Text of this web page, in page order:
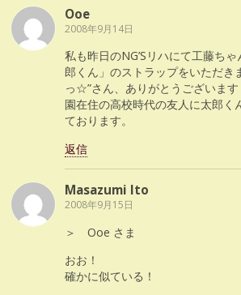
Ooe
2008年9月14日
私も昨日のNG’Sリハにて工藤ち
郎くん」のストラップをいただき
っ☆”さん、ありがとうございま
園在住の高校時代の友人に太郎く
ております。
返信
Masazumi Ito
2008年9月15日
＞ Ooe さま
おお！
確かに似ている！